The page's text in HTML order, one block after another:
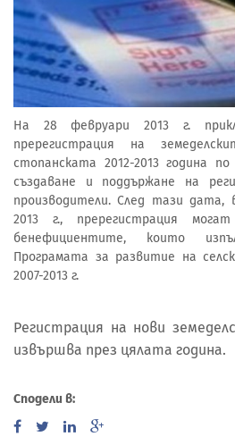
На 28 февруари 2013 г.
пререгистрация на
стопанската 2012-2013 година
създаване и поддържане на
производители. След тази дата,
2013 г., пререгистрация
бенефициентите, които
Програмата за развитие на
2007-2013 г.
Регистрация на нови
извършва през цялата година.
Сподели в: